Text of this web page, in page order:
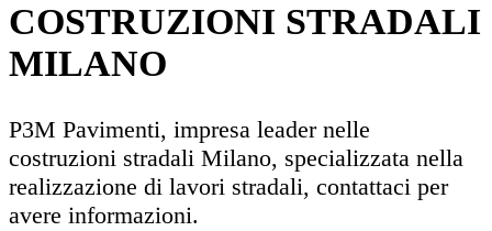
COSTRUZIONI STRADALI
MILANO
P3M Pavimenti, impresa leader nelle
costruzioni stradali Milano, specializzata nella
realizzazione di lavori stradali, contattaci per
avere informazioni.